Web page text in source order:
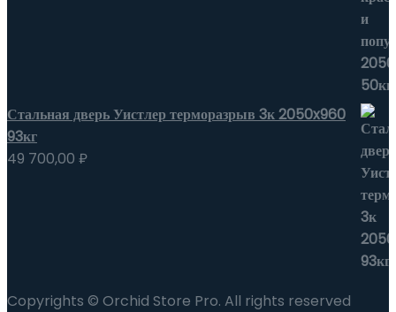
Стальная дверь Уистлер терморазрыв 3к 2050x960
93кг
49 700,00 ₽
Copyrights © Orchid Store Pro. All rights reserved